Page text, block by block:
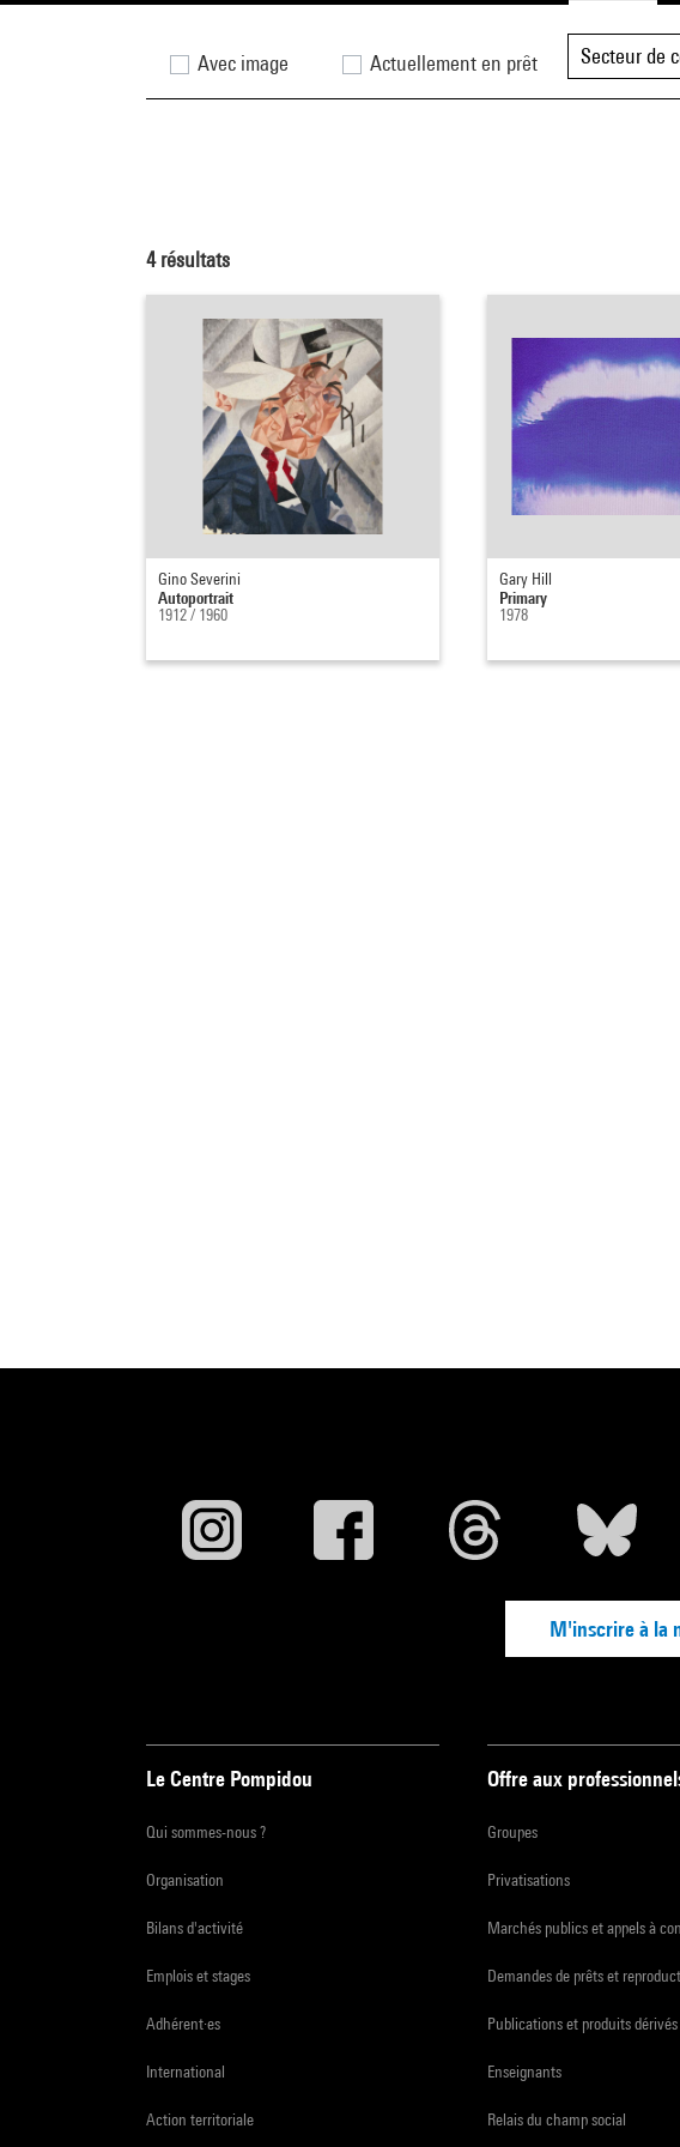
Avec image Actuellement en prêt Secteur de
4résultats
Gino Severini
Autoportrait
1912 / 1960
Gary Hill
Primary
1978
M'inscrire à la
Le Centre Pompidou
Qui sommes-nous ?
Organisation
Bilans d'activité
Emplois et stages
Adhérent·es
International
Action territoriale
Offre aux
Groupes
Privatisations
Marchés publics et appels à
Demandes de prêts et
Publications et produits dérivés
Enseignants
Relais du champ social